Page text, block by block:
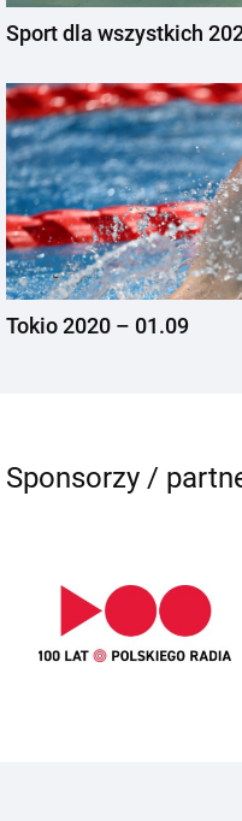
Sport dla wszystkich
Tokio 2020 – 01.09
Sponsorzy /